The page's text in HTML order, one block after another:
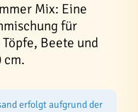
Mix: Eine
für
Beete und
cm.
erfolgt aufgrund der